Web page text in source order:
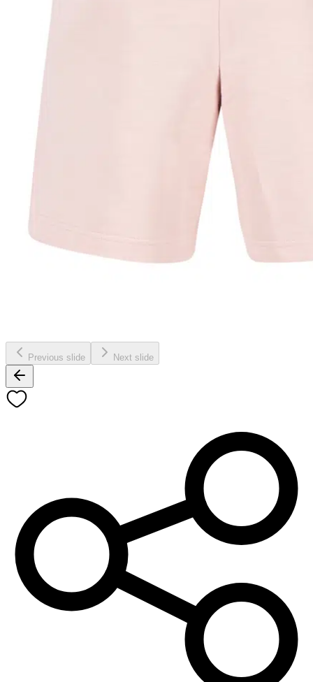
Previous slide Next slide